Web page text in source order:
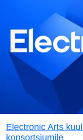
Electronic Arts
konsortsiumile